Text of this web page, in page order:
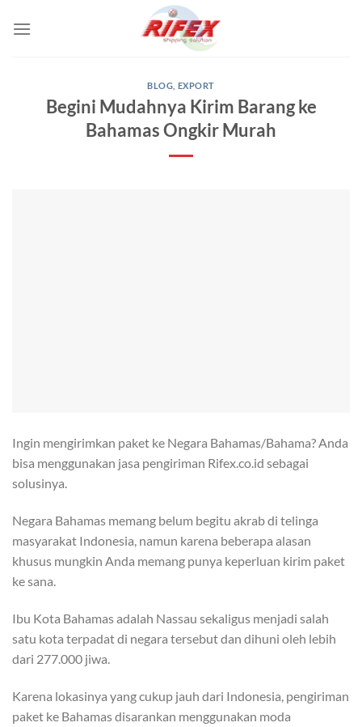
BLOG EXPORT
Begini Mudahnya Kirim Barang ke
Bahamas Ongkir Murah
Ingin mengirimkan paket ke Negara Bahamas/Bahama? Anda
bisa menggunakan jasa pengiriman Rifex.co.id sebagai
solusinya.
Negara Bahamas memang belum begitu akrab di telinga
masyarakat Indonesia, namun karena beberapa alasan
khusus mungkin Anda memang punya keperluan kirim paket
ke sana.
Ibu Kota Bahamas adalah Nassau sekaligus menjadi salah
satu kota terpadat di negara tersebut dan dihuni oleh lebih
dari 277.000 jiwa.
Karena lokasinya yang cukup jauh dari Indonesia, pengiriman
paket ke Bahamas disarankan menggunakan moda